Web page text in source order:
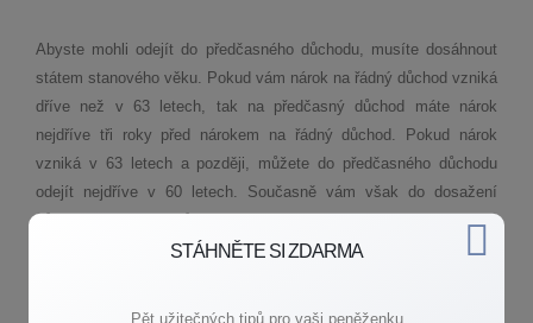
Abyste mohli odejít do předčasného důchodu, musíte dosáhnout
státem stanového věku. Pokud vám nárok na řádný důchod vzniká
dříve než v 63 letech, tak na předčasný důchod máte nárok
nejdříve tři roky před nárokem na řádný důchod. Pokud nárok
vzniká v 63 letech a později, můžete do předčasného důchodu
odejít nejdříve v 60 letech. Současně vám však do dosažení
důchodového věku může chybět nejvýše pět let.
STÁHNĚTE SI ZDARMA
Pět užitečných tipů pro vaši peněženku